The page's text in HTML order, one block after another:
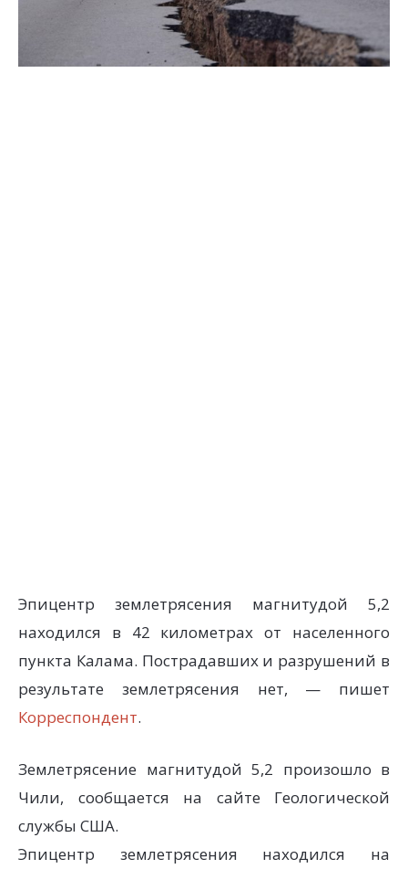
Эпицентр землетрясения магнитудой 5,2
находился в 42 километрах от населенного
пункта Калама. Пострадавших и разрушений в
результате землетрясения нет, — пишет
Корреспондент.
Землетрясение магнитудой 5,2 произошло в
Чили, сообщается на сайте Геологической
службы США.
Эпицентр землетрясения находился на